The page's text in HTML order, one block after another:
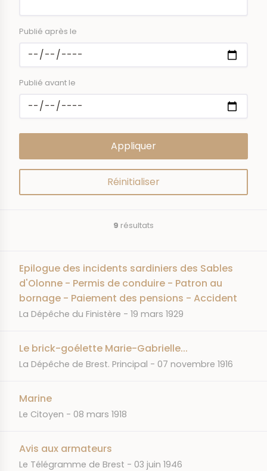
Publié après le
Publié avant le
9 résultats
Epilogue des incidents sardiniers des Sables
d'Olonne - Permis de conduire - Patron au
bornage - Paiement des pensions - Accident
JOURNAL
La Dépêche du Finistère DATE
19 mars 1929
Le brick-goélette Marie-Gabrielle...
JOURNAL
La Dépêche de Brest. Principal DATE
07 novembre 1916
Marine
JOURNAL
Le Citoyen DATE
08 mars 1918
Avis aux armateurs
JOURNAL
Le Télégramme de Brest DATE
03 juin 1946